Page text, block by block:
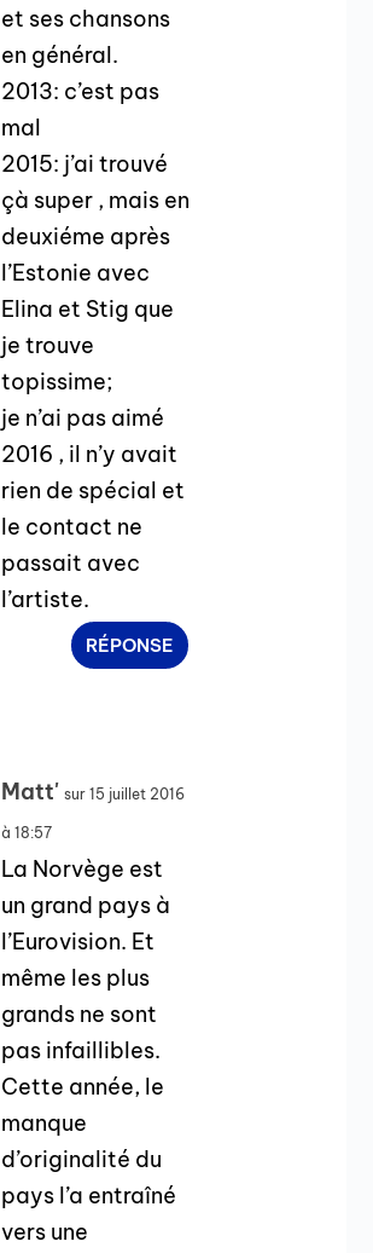
et ses chansons
en général.
2013: c’est pas
mal
2015: j’ai trouvé
çà super , mais en
deuxiéme après
l’Estonie avec
Elina et Stig que
je trouve
topissime;
je n’ai pas aimé
2016 , il n’y avait
rien de spécial et
le contact ne
passait avec
l’artiste.
RÉPONSE
Matt' sur 15 juillet 2016
à 18:57
La Norvège est
un grand pays à
l’Eurovision. Et
même les plus
grands ne sont
pas infaillibles.
Cette année, le
manque
d’originalité du
pays l’a entraîné
vers une